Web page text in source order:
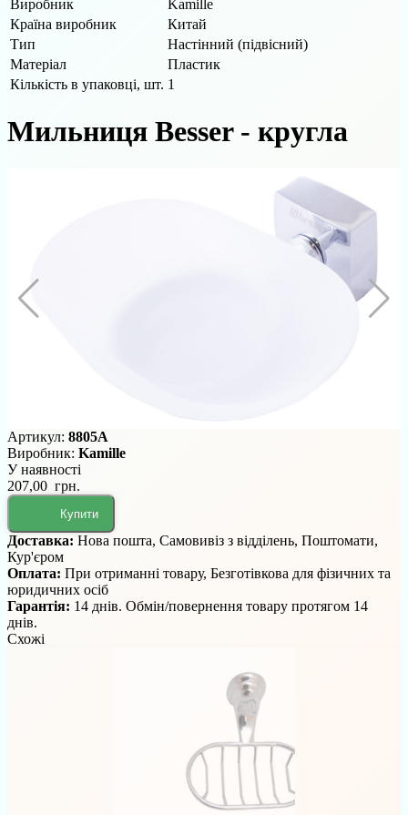
Виробник
Kamille
Країна виробник
Китай
Тип
Настінний (підвісний)
Матеріал
Пластик
Кількість в упаковці, шт. 1
Мильниця Besser - кругла
Артикул: 8805A
Виробник: Kamille
У наявності
207,00 грн.
Купити
Доставка: Нова пошта, Самовивіз з відділень, Поштомати,
Кур'єром
Оплата: При отриманні товару, Безготівкова для фізичних та
юридичних осіб
Гарантія: 14 днів. Обмін/повернення товару протягом 14
днів.
Схожі